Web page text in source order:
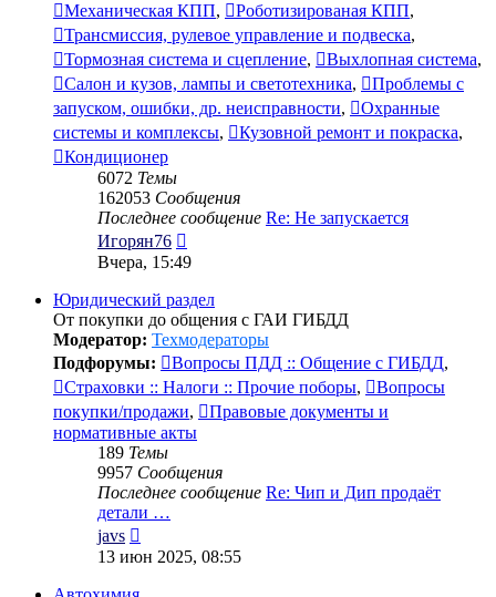
Механическая КПП, Роботизированая КПП,
Трансмиссия, рулевое управление и подвеска,
Тормозная система и сцепление, Выхлопная система,
Салон и кузов, лампы и светотехника,
Проблемы с
запуском, ошибки, др. неисправности,
Охранные
системы и комплексы, Кузовной ремонт и покраска,
Кондиционер
6072 Темы
162053 Сообщения
Последнее сообщение Re: Не запускается
Игорян76
к
сообщению
Вчера, 15:49
Юридический раздел
От покупки до общения с ГАИ ГИБДД
Модератор: Техмодераторы
Подфорумы:
Вопросы ПДД :: Общение с ГИБДД,
Страховки :: Налоги :: Прочие поборы,
Вопросы
покупки/продажи,
Правовые документы и
нормативные акты
189 Темы
9957 Сообщения
Последнее сообщение Re: Чип и Дип продаёт
детали …
javs
к
13 июн 2025, 08:55